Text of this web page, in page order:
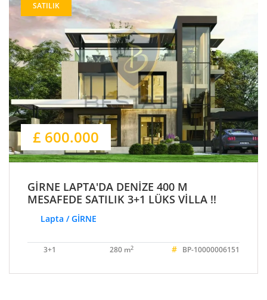
SATILIK
£ 600.000
GİRNE LAPTA'DA DENİZE 400 M
MESAFEDE SATILIK 3+1 LÜKS VİLLA !!
Lapta / GİRNE
3+1 280 m2 # BP-10000006151